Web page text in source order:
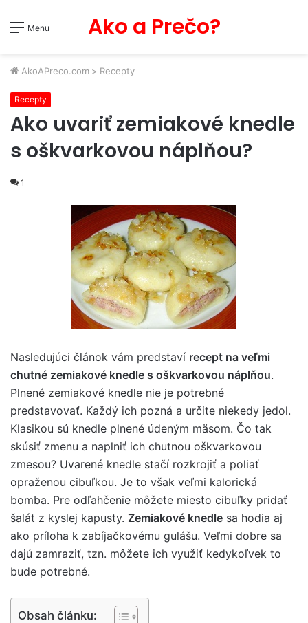
Menu Ako a Prečo?
AkoAPreco.com > Recepty
Recepty
Ako uvariť zemiakové knedle
s oškvarkovou náplňou?
1
Nasledujúci článok vám predstaví recept na veľmi
chutné zemiakové knedle s oškvarkovou náplňou.
Plnené zemiakové knedle nie je potrebné
predstavovať. Každý ich pozná a určite niekedy jedol.
Klasikou sú knedle plnené údeným mäsom. Čo tak
skúsiť zmenu a naplniť ich chutnou oškvarkovou
zmesou? Uvarené knedle stačí rozkrojiť a poliať
opraženou cibuľkou. Je to však veľmi kalorická
bomba. Pre odľahčenie môžete miesto cibuľky pridať
šalát z kyslej kapusty. Zemiakové knedle sa hodia aj
ako príloha k zabíjačkovému gulášu. Veľmi dobre sa
dajú zamraziť, tzn. môžete ich využiť kedykoľvek to
bude potrebné.
Obsah článku: